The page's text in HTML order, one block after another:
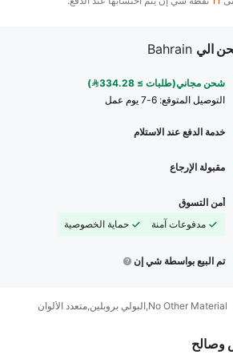
الي Bahrain
شحن مجاني(طلبات ≥ 334.28)
التوصيل المتوقع: 6-7 يوم عمل
خدمة الدفع عند الاستلام
مقبولة الإرجاع
أمن التسوق
مدفوعات آمنة
حماية الخصوصية
تم البيع بواسطة شي إن
No Other Material,البولي بروبلين,متعدد الألوان
وصالح